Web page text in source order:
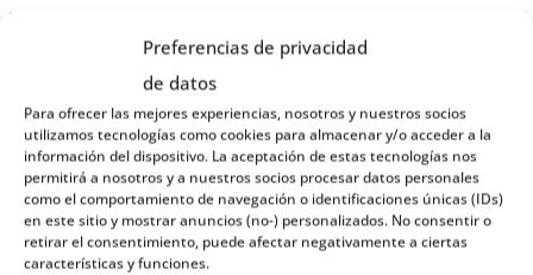
Preferencias de privacidad
de datos
Para ofrecer las mejores experiencias, nosotros y nuestros socios
utilizamos tecnologías como cookies para almacenar y/o acceder a la
información del dispositivo. La aceptación de estas tecnologías nos
permitirá a nosotros y a nuestros socios procesar datos personales
como el comportamiento de navegación o identificaciones únicas (IDs)
en este sitio y mostrar anuncios (no-) personalizados. No consentir o
retirar el consentimiento, puede afectar negativamente a ciertas
características y funciones.
dinero.Lo mejor es reservar con mucha antelación.
Opción 2. Si tu presupuesto está por
encima de 1000 NOK pero por debajo de
los 2000 NOK diarios
Si el propósito de tu viaje es pasar una semana en